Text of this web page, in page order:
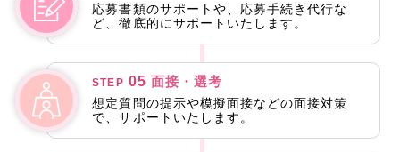
応募書類のサポートや、応募手続き代行な
ど、徹底的にサポートいたします。
STEP 05 面接・選考
想定質問の提示や模擬面接などの面接対策
で、サポートいたします。